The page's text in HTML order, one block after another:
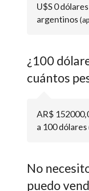
U$S 0
argentinos
¿100
cuántos
AR$
a 100 dólares
No
puedo